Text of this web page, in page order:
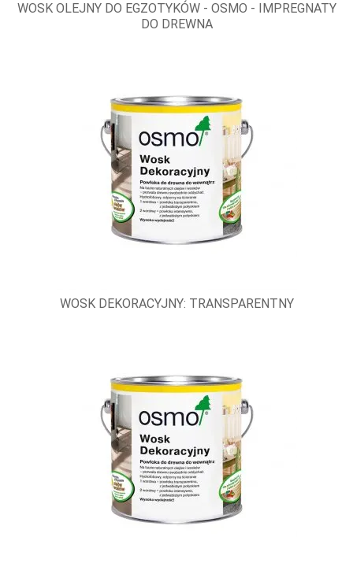
WOSK OLEJNY DO EGZOTYKÓW - OSMO - IMPREGNATY
DO DREWNA
WOSK DEKORACYJNY: TRANSPARENTNY